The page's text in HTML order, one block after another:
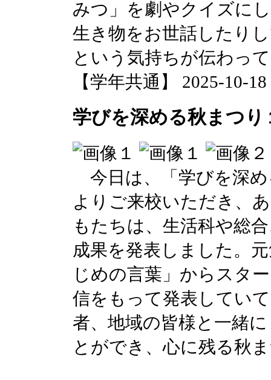
みつ」を劇やクイズに
生き物をお世話したり
という気持ちが伝わっ
【学年共通】 2025-10-
学びを深める秋まつり
今日は、「学びを深
よりご来校いただき、
もたちは、生活科や総
成果を発表しました。
じめの言葉」からスタ
信をもって発表してい
者、地域の皆様と一緒
とができ、心に残る秋